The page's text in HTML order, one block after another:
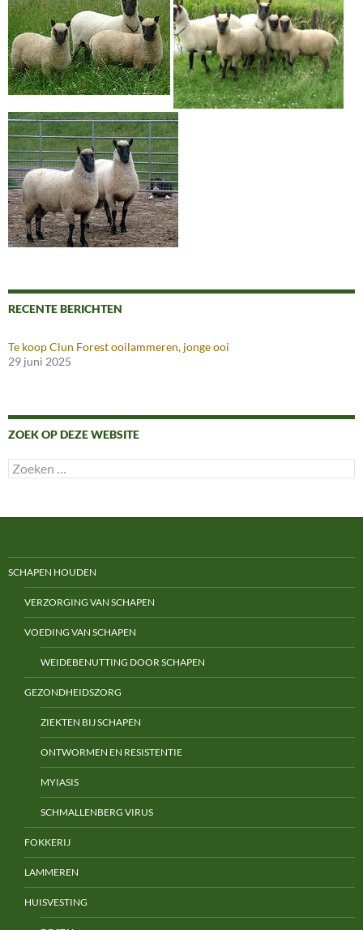
RECENTE BERICHTEN
Te koop Clun Forest ooilammeren, jonge ooi
29 juni 2025
ZOEK OP DEZE WEBSITE
Zoeken
naar:
SCHAPEN HOUDEN
VERZORGING VAN SCHAPEN
VOEDING VAN SCHAPEN
WEIDEBENUTTING DOOR SCHAPEN
GEZONDHEIDSZORG
ZIEKTEN BIJ SCHAPEN
ONTWORMEN EN RESISTENTIE
MYIASIS
SCHMALLENBERG VIRUS
FOKKERIJ
LAMMEREN
HUISVESTING